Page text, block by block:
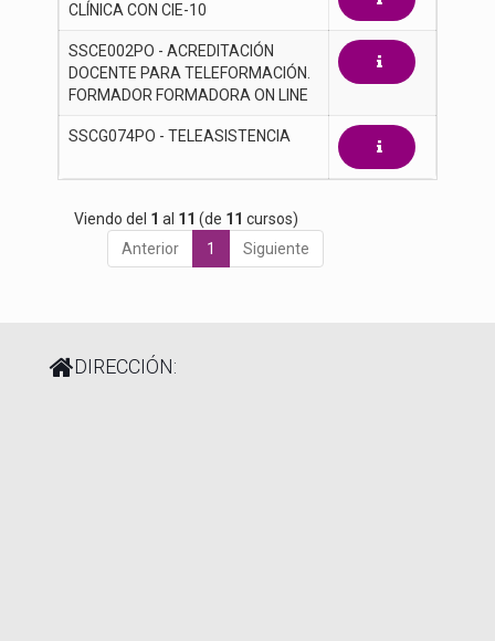
CLÍNICA CON CIE-10
SSCE002PO - ACREDITACIÓN
DOCENTE PARA TELEFORMACIÓN.
FORMADOR FORMADORA ON LINE
SSCG074PO - TELEASISTENCIA
Viendo del 1 al 11 (de 11 cursos)
Anterior
1 Siguiente
DIRECCIÓN: